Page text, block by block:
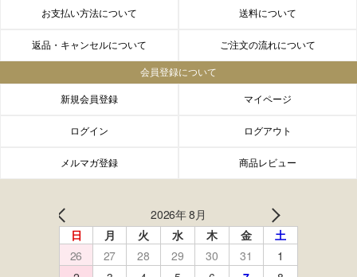
お支払い方法について 送料について
返品・キャンセルについて ご注文の流れについて
会員登録について
新規会員登録 マイページ
ログイン ログアウト
メルマガ登録 商品レビュー